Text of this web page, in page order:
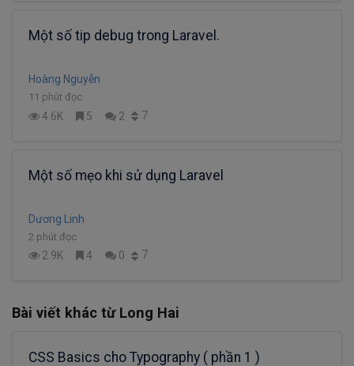
Một số tip debug trong Laravel.
Hoàng Nguyễn
11 phút đọc
4.6K 5 2 7
Một số mẹo khi sử dụng Laravel
Dương Linh
2 phút đọc
2.9K 4 0 7
Bài viết khác từ Long Hai
CSS Basics cho Typography ( phần 1 )